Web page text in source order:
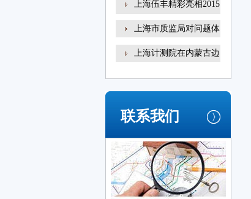
上海伍丰精彩亮相2015
上海市质监局对问题体
上海计测院在内蒙古边
联系我们